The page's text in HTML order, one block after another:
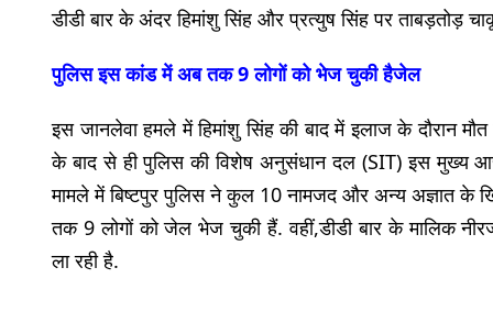
डीडी बार के अंदर हिमांशु सिंह और प्रत्युष सिंह पर ताबड़तोड़
पुलिस इस कांड में अब तक 9 लोगों को भेज चुकी हैजेल
इस जानलेवा हमले में हिमांशु सिंह की बाद में इलाज के दौरान
के बाद से ही पुलिस की विशेष अनुसंधान दल (SIT) इस मुख्य
मामले में बिष्टपुर पुलिस ने कुल 10 नामजद और अन्य अज्ञात के
तक 9 लोगों को जेल भेज चुकी हैं. वहीं,डीडी बार के मालिक
ला रही है.